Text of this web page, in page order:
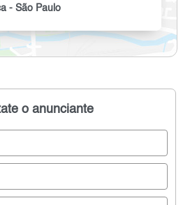
- São Paulo
o anunciante